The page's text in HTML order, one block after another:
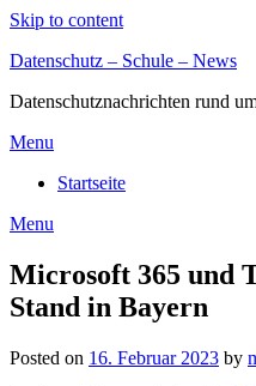
Skip to content
Datenschutz – Schule – News
Datenschutznachrichten rund
Menu
Startseite
Menu
Microsoft 365 und
Stand in Bayern
Posted on 16. Februar 2023 by